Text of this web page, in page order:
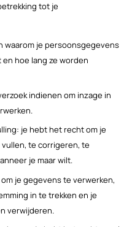
tot je
waarom je persoonsgegevens
hoe lang ze worden
indienen om inzage in
je hebt het recht om je
te corrigeren, te
je maar wilt.
je gegevens te verwerken,
in te trekken en je
verwijderen.